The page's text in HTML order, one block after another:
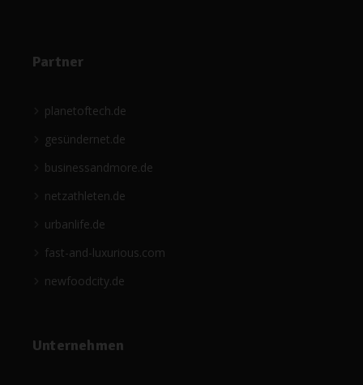
Partner
planetoftech.de
gesündernet.de
businessandmore.de
netzathleten.de
urbanlife.de
fast-and-luxurious.com
newfoodcity.de
Unternehmen